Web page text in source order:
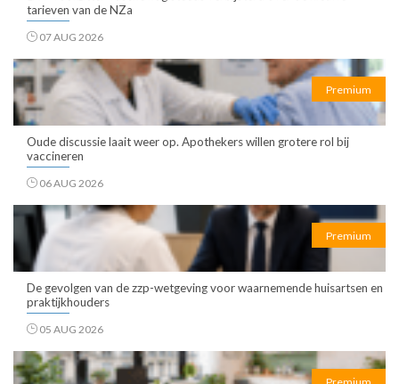
tarieven van de NZa
07 AUG 2026
Premium
Oude discussie laait weer op. Apothekers willen grotere rol bij
vaccineren
06 AUG 2026
Premium
De gevolgen van de zzp-wetgeving voor waarnemende huisartsen en
praktijkhouders
05 AUG 2026